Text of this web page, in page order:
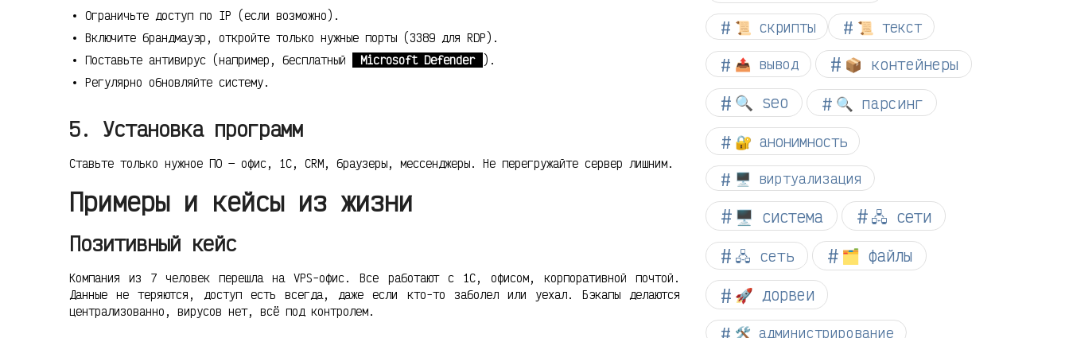
Ограничьте доступ по IP (если возможно).
Включите брандмауэр, откройте только нужные порты (3389 для RDP).
Поставьте антивирус (например, бесплатный
Microsoft Defender
).
Регулярно обновляйте систему.
5. Установка программ
Ставьте только нужное ПО — офис, 1С, CRM, браузеры, мессенджеры. Не перегружайте сервер лишним.
Примеры и кейсы из жизни
Позитивный кейс
Компания из 7 человек перешла на VPS-офис. Все работают с 1С, офисом, корпоративной почтой.
Данные не теряются, доступ есть всегда, даже если кто-то заболел или уехал. Бэкапы делаются
централизованно, вирусов нет, всё под контролем.
📜 скрипты 📜 текст
📤 вывод 📦 контейнеры
🔍 seo 🔍 парсинг
🔐 анонимность
🖥️ виртуализация
🖥️ система 🖧 сети
🖧 сеть 🗂️ файлы
🚀 дорвеи
🛠️ администрирование